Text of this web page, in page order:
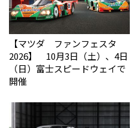
【マツダ ファンフェスタ
2026】 10月3日（土）、4日
（日）富士スピードウェイで
開催